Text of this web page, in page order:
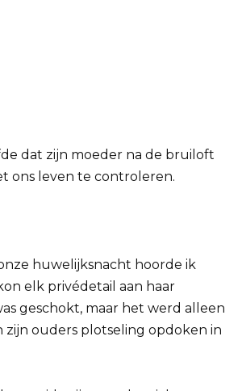
dat zijn moeder na de bruiloft
ons leven te controleren.
huwelijksnacht hoorde ik
elk privédetail aan haar
geschokt, maar het werd alleen
zijn ouders plotseling opdoken in